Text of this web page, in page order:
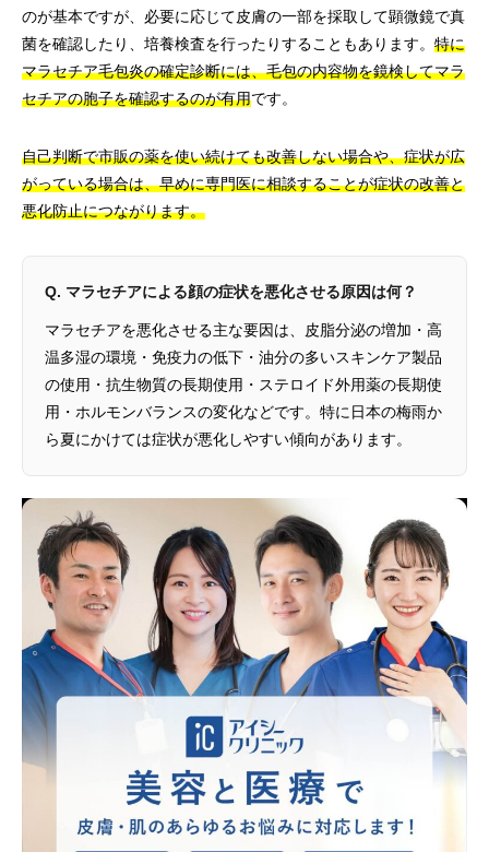
のが基本ですが、必要に応じて皮膚の一部を採取して顕微鏡で真
菌を確認したり、培養検査を行ったりすることもあります。 特に
マラセチア毛包炎の確定診断には、毛包の内容物を鏡検してマラ
セチアの胞子を確認するのが有用です。
自己判断で市販の薬を使い続けても改善しない場合や、症状が広
がっている場合は、早めに専門医に相談することが症状の改善と
悪化防止につながります。
Q. マラセチアによる顔の症状を悪化させる原因は何？
マラセチアを悪化させる主な要因は、皮脂分泌の増加・高
温多湿の環境・免疫力の低下・油分の多いスキンケア製品
の使用・抗生物質の長期使用・ステロイド外用薬の長期使
用・ホルモンバランスの変化などです。特に日本の梅雨か
ら夏にかけては症状が悪化しやすい傾向があります。